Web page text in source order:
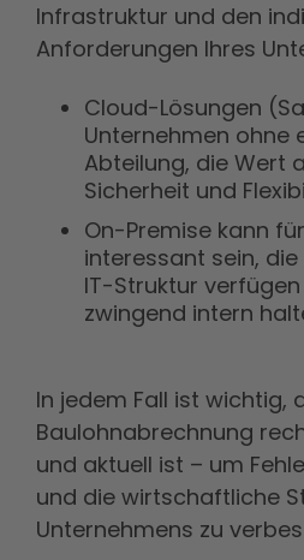
Infrastruktur und den
Anforderungen Ihres
Cloud-Lösungen
Unternehmen ohne
Abteilung, die Wert
Sicherheit und
On-Premise kann
interessant sein,
IT-Struktur
zwingend intern
In jedem Fall ist wichtig,
Baulohnabrechnung
und aktuell ist – um
und die wirtschaftliche
Unternehmens zu